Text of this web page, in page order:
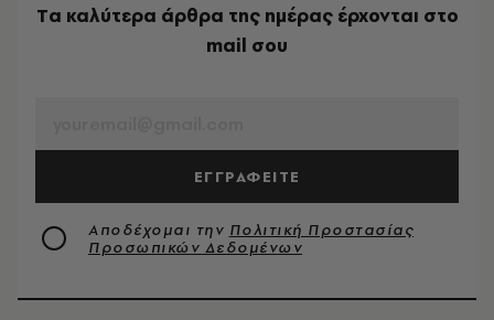
Tα καλύτερα άρθρα της ημέρας έρχονται στο
mail σου
ΕΓΓΡΑΦΕΙΤΕ
Αποδέχομαι την Πολιτική Προστασίας
Προσωπικών Δεδομένων